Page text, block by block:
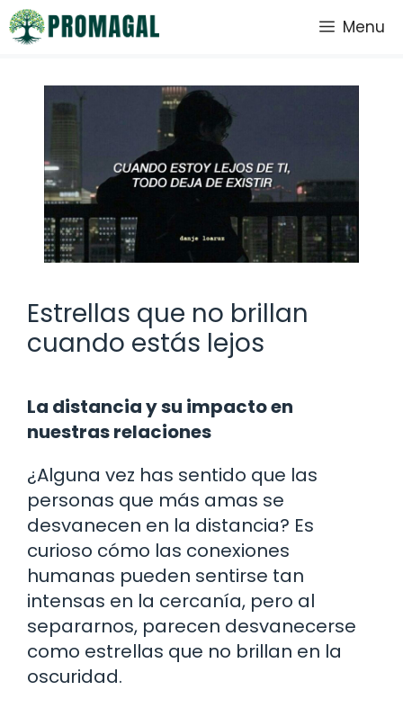
Saltar
al
Menu
Estrellas que no brillan
cuando estás lejos
La distancia y su impacto en
nuestras relaciones
¿Alguna vez has sentido que las
personas que más amas se
desvanecen en la distancia? Es
curioso cómo las conexiones
humanas pueden sentirse tan
intensas en la cercanía, pero al
separarnos, parecen desvanecerse
como estrellas que no brillan en la
oscuridad.